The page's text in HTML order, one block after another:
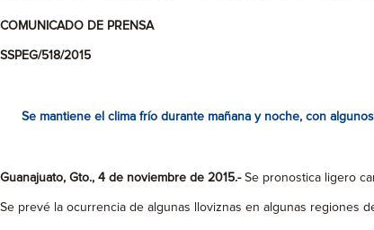
COMUNICADO DE PRENSA
SSPEG/518/2015
Se mantiene el clima frío durante mañana y noche, con
Guanajuato, Gto., 4 de noviembre de 2015.-Se pronostica ligero
Se prevé la ocurrencia de algunas lloviznas en algunas regiones